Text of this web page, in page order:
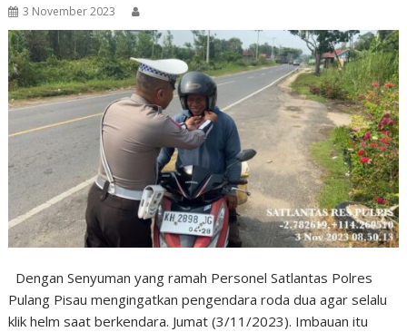
3 November 2023
Dengan Senyuman yang ramah Personel Satlantas Polres
Pulang Pisau mengingatkan pengendara roda dua agar selalu
klik helm saat berkendara. Jumat (3/11/2023). Imbauan itu